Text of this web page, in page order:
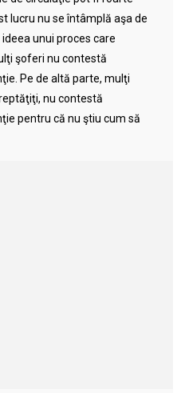
lucru nu se întâmplă aşa de
unui proces care
şoferi nu contestă
Pe de altă parte, mulţi
nu contestă
pentru că nu ştiu cum să